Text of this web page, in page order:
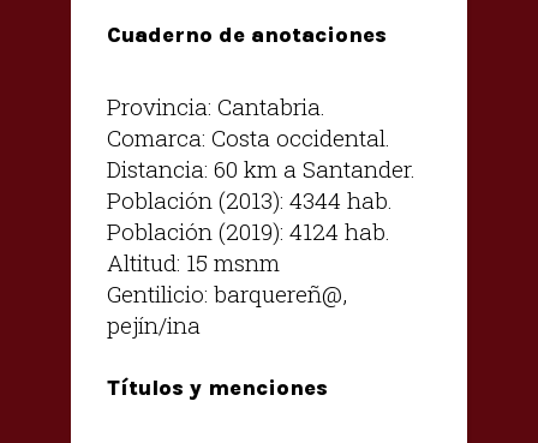
Cuaderno de anotaciones
Provincia: Cantabria.
Comarca: Costa occidental.
Distancia: 60 km a Santander.
Población (2013): 4344 hab.
Población (2019): 4124 hab.
Altitud: 15 msnm
Gentilicio: barquereñ@,
pejín/ina
Títulos y menciones